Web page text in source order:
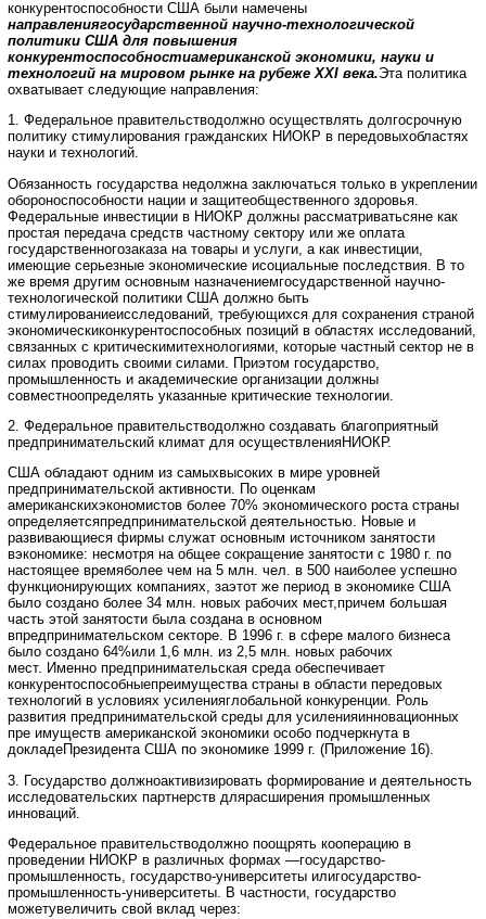
конкурентоспособности США были намечены
направлениягосударственной научно-технологической
политики США для повышения
конкурентоспособностиамериканской экономики, науки и
технологий на мировом рынке на рубеже XXI века.Эта политика
охватывает следующие направления:
1. Федеральное правительстводолжно осуществлять долгосрочную
политику стимулирования гражданских НИОКР в передовыхобластях
науки и технологий.
Обязанность государства недолжна заключаться только в укреплении
обороноспособности нации и защитеобщественного здоровья.
Федеральные инвестиции в НИОКР должны рассматриватьсяне как
простая передача средств частному сектору или же оплата
государственногозаказа на товары и услуги, а как инвестиции,
имеющие серьезные экономические исоциальные последствия. В то
же время другим основным назначениемгосударственной научно-
технологической политики США должно быть
стимулированиеисследований, требующихся для сохранения страной
экономическиконкурентоспособных позиций в областях исследований,
связанных с критическимитехнологиями, которые частный сектор не в
силах проводить своими силами. Приэтом государство,
промышленность и академические организации должны
совместноопределять указанные критические технологии.
2. Федеральное правительстводолжно создавать благоприятный
предпринимательский климат для осуществленияНИОКР.
США обладают одним из самыхвысоких в мире уровней
предпринимательской активности. По оценкам
американскихэкономистов более 70% экономического роста страны
определяетсяпредпринимательской деятельностью. Новые и
развивающиеся фирмы служат основным источником занятости
вэкономике: несмотря на общее сокращение занятости с 1980 г. по
настоящее времяболее чем на 5 млн. чел. в 500 наиболее успешно
функционирующих компаниях, заэтот же период в экономике США
было создано более 34 млн. новых рабочих мест,причем большая
часть этой занятости была создана в основном
впредпринимательском секторе. В 1996 г. в сфере малого бизнеса
было создано 64%или 1,6 млн. из 2,5 млн. новых рабочих
мест. Именно предпринимательская среда обеспечивает
конкурентоспособныепреимущества страны в области передовых
технологий в условиях усиленияглобальной конкуренции. Роль
развития предпринимательской среды для усиленияинновационных
пре имуществ американской экономики особо подчеркнута в
докладеПрезидента США по экономике 1999 г. (Приложение 16).
3. Государство должноактивизировать формирование и деятельность
исследовательских партнерств длярасширения промышленных
инноваций.
Федеральное правительстводолжно поощрять кооперацию в
проведении НИОКР в различных формах —государство-
промышленность, государство-университеты илигосударство-
промышленность-университеты. В частности, государство
можетувеличить свой вклад через: